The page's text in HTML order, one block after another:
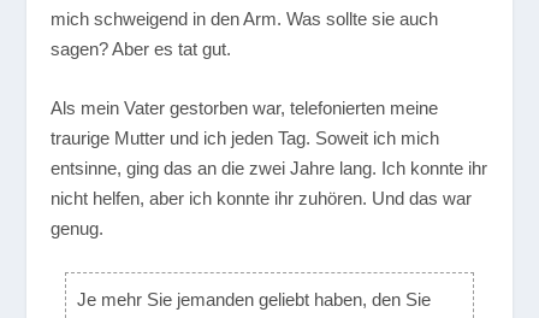
mich schweigend in den Arm. Was sollte sie auch
sagen? Aber es tat gut.
Als mein Vater gestorben war, telefonierten meine
traurige Mutter und ich jeden Tag. Soweit ich mich
entsinne, ging das an die zwei Jahre lang. Ich konnte ihr
nicht helfen, aber ich konnte ihr zuhören. Und das war
genug.
Je mehr Sie jemanden geliebt haben, den Sie